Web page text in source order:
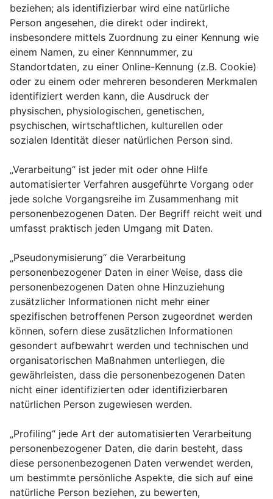
beziehen; als identifizierbar wird eine natürliche
Person angesehen, die direkt oder indirekt,
insbesondere mittels Zuordnung zu einer Kennung wie
einem Namen, zu einer Kennnummer, zu
Standortdaten, zu einer Online-Kennung (z.B. Cookie)
oder zu einem oder mehreren besonderen Merkmalen
identifiziert werden kann, die Ausdruck der
physischen, physiologischen, genetischen,
psychischen, wirtschaftlichen, kulturellen oder
sozialen Identität dieser natürlichen Person sind.
„Verarbeitung“ ist jeder mit oder ohne Hilfe
automatisierter Verfahren ausgeführte Vorgang oder
jede solche Vorgangsreihe im Zusammenhang mit
personenbezogenen Daten. Der Begriff reicht weit und
umfasst praktisch jeden Umgang mit Daten.
„Pseudonymisierung“ die Verarbeitung
personenbezogener Daten in einer Weise, dass die
personenbezogenen Daten ohne Hinzuziehung
zusätzlicher Informationen nicht mehr einer
spezifischen betroffenen Person zugeordnet werden
können, sofern diese zusätzlichen Informationen
gesondert aufbewahrt werden und technischen und
organisatorischen Maßnahmen unterliegen, die
gewährleisten, dass die personenbezogenen Daten
nicht einer identifizierten oder identifizierbaren
natürlichen Person zugewiesen werden.
„Profiling“ jede Art der automatisierten Verarbeitung
personenbezogener Daten, die darin besteht, dass
diese personenbezogenen Daten verwendet werden,
um bestimmte persönliche Aspekte, die sich auf eine
natürliche Person beziehen, zu bewerten,